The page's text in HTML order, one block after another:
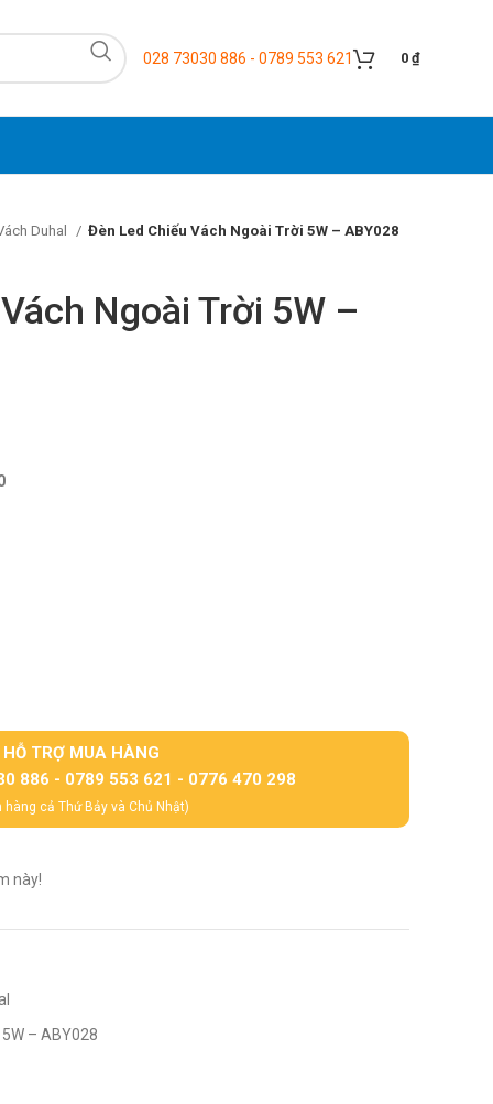
028 73030 886 - 0789 553 621 0 ₫
Duhal Đèn Led Chiếu Vách Ngoài Trời 5W – ABY028
Ngoài Trời 5W –
HỖ TRỢ MUA HÀNG
886 - 0789 553 621 - 0776 470 298
hàng cả Thứ Bảy và Chủ Nhật)
này!
– ABY028